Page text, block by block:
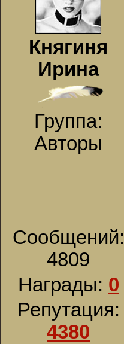
Княгиня
Ирина
Группа:
Авторы
Сообщений:
4809
Награды: 0
Репутация:
4380